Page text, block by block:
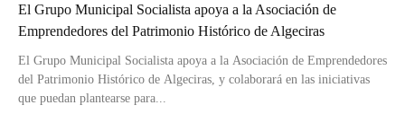
El Grupo Municipal Socialista apoya a la Asociación de
Emprendedores del Patrimonio Histórico de Algeciras
El Grupo Municipal Socialista apoya a la Asociación de Emprendedores
del Patrimonio Histórico de Algeciras, y colaborará en las iniciativas
que puedan plantearse para...